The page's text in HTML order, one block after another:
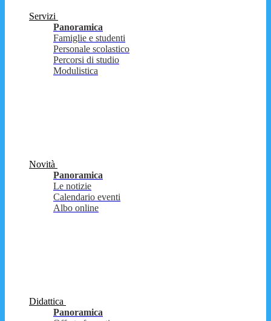
Servizi
Panoramica
Famiglie e studenti
Personale scolastico
Percorsi di studio
Modulistica
Novità
Panoramica
Le notizie
Calendario eventi
Albo online
Didattica
Panoramica